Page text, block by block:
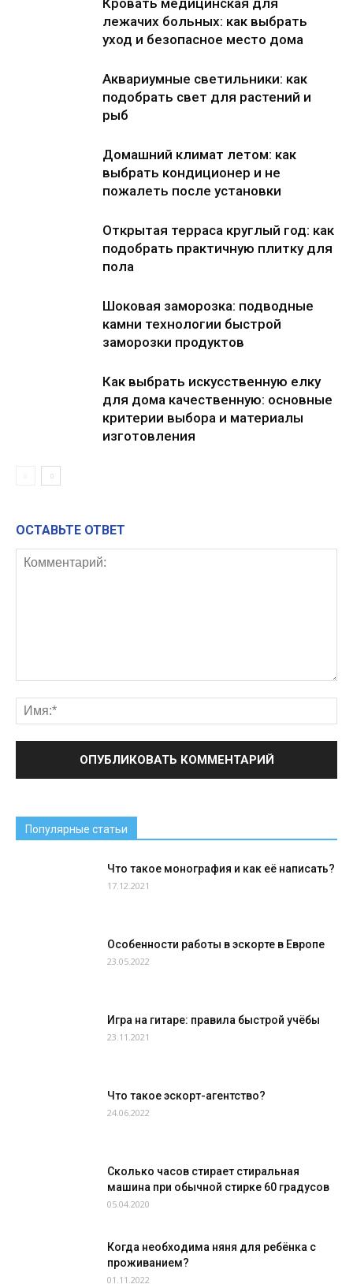
лежачих больных: как выбрать
уход и безопасное место дома
Аквариумные светильники: как
подобрать свет для растений и
рыб
Домашний климат летом: как
выбрать кондиционер и не
пожалеть после установки
Открытая терраса круглый год: как
подобрать практичную плитку для
пола
Шоковая заморозка: подводные
камни технологии быстрой
заморозки продуктов
Как выбрать искусственную елку
для дома качественную: основные
критерии выбора и материалы
изготовления
ОСТАВЬТЕ ОТВЕТ
Популярные статьи
Что такое монография и как её написать?
17.12.2021
Особенности работы в эскорте в Европе
23.05.2022
Игра на гитаре: правила быстрой учёбы
23.11.2021
Что такое эскорт-агентство?
24.06.2022
Сколько часов стирает стиральная
машина при обычной стирке 60 градусов
05.04.2020
Когда необходима няня для ребёнка с
проживанием?
01.11.2022